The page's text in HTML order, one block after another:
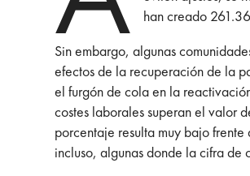
han creado
Sin embargo, algunas
efectos de la recuperación de la
el furgón de cola en la
costes laborales superan el valor
porcentaje resulta muy bajo frente
incluso, algunas donde la cifra